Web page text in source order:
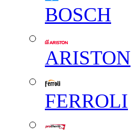
BOSCH
ARISTON
FERROLI